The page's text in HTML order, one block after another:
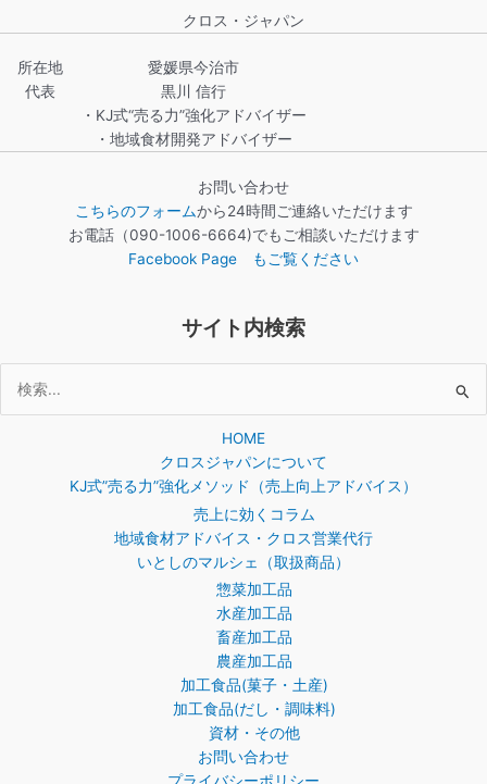
クロス・ジャパン
所在地
代表
愛媛県今治市
黒川 信行
・KJ式“売る力”強化アドバイザー
・地域食材開発アドバイザー
お問い合わせ
こちらのフォームから24時間ご連絡いただけます
お電話（090-1006-6664)でもご相談いただけます
Facebook Page もご覧ください
サイト内検索
索
HOME
クロスジャパンについて
KJ式”売る力”強化メソッド（売上向上アドバイス）
売上に効くコラム
地域食材アドバイス・クロス営業代行
いとしのマルシェ（取扱商品）
惣菜加工品
水産加工品
畜産加工品
農産加工品
加工食品(菓子・土産)
加工食品(だし・調味料)
資材・その他
お問い合わせ